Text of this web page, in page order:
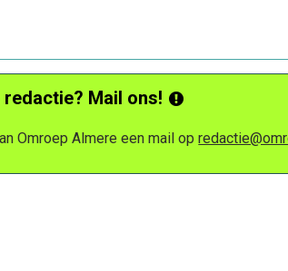
Mail ons!
Omroep Almere een mail op